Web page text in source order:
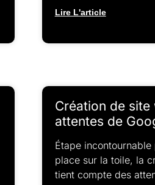
Lire L'article
Création de site
attentes de
Étape
place sur la toile, la
tient compte des